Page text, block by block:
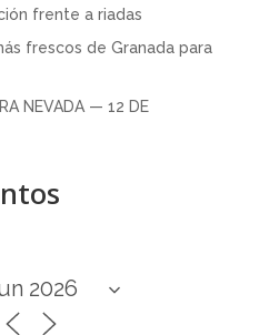
frente a riadas
frescos de Granada para
NEVADA — 12 DE